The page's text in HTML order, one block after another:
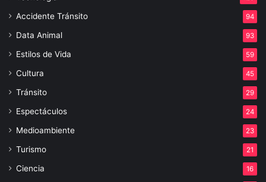
Accidente Tránsito 94
Data Animal 93
Estilos de Vida 59
Cultura 45
Tránsito 29
Espectáculos 24
Medioambiente 23
Turismo 21
Ciencia 16